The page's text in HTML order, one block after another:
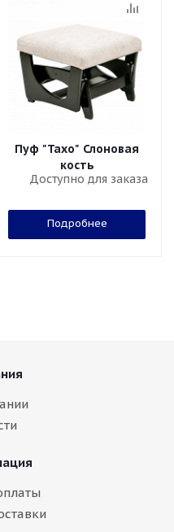
Пуф "Тахо" Слоновая
кость
Доступно для заказа
Подробнее